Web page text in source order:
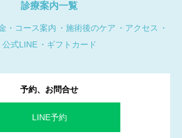
診療案内一覧
・コース案内 施術後のケア
アクセス
公式LINE
ギフトカード
予約、お問合せ
LINE予約